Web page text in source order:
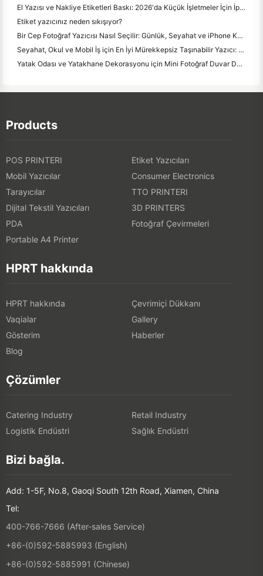
El Yazısı ve Nakliye Etiketleri Baskı: 2026'da Küçük İşletmeler İçin İpuçları
Etiket yazıcınız neden sıkışıyor?
Bir Cep Fotoğraf Yazıcısı Nasıl Seçilir: Günlük, Seyahat ve iPhone Kullanıcıları için Tam Bir Kılavuz
Seyahat, Okul ve Mobil İş için En İyi Mürekkepsiz Taşınabilir Yazıcı: Hanin MT620 Pro İnceleme
Yatak Odası ve Yatakhane Dekorasyonu için Mini Fotoğraf Duvar Düzenleme Fikirleri ve İpuçları
Products
POS PRINTERI
Etiket Yazıcıları
Mobil Yazıcılar
Consumer Electronics
Tarayıcılar
TTO PRINTERI
Dijital Tekstil Yazıcıları
3D PRINTERS
PDA
Fotoğraf Çevirmeleri
Portable A4 Printer
HPRT hakkında
HPRT hakkında
Çevrimiçi Dükkanı
Vaqialar
Gallery
Gösterim
Haberler
Blog
Çözümler
Catering Industry
Retail Industry
Logistik Endüstri
Sağlık Endüstri
Bizi bağla.
Add: 1-5F, No.8, Gaoqi South 12th Road, Xiamen, China
Tel:
400-766-7666 (After-sales Service)
+86-(0)592-5885993 (English)
+86-(0)592-5885991 (Chinese)